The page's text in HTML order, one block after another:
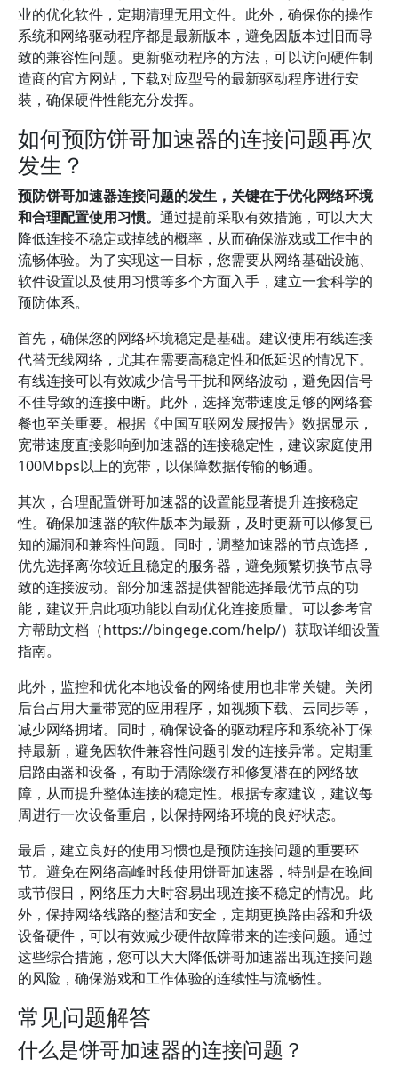
业的优化软件，定期清理无用文件。此外，确保你的操作
系统和网络驱动程序都是最新版本，避免因版本过旧而导
致的兼容性问题。更新驱动程序的方法，可以访问硬件制
造商的官方网站，下载对应型号的最新驱动程序进行安
装，确保硬件性能充分发挥。
如何预防饼哥加速器的连接问题再次
发生？
预防饼哥加速器连接问题的发生，关键在于优化网络环境
和合理配置使用习惯。 通过提前采取有效措施，可以大大
降低连接不稳定或掉线的概率，从而确保游戏或工作中的
流畅体验。为了实现这一目标，您需要从网络基础设施、
软件设置以及使用习惯等多个方面入手，建立一套科学的
预防体系。
首先，确保您的网络环境稳定是基础。建议使用有线连接
代替无线网络，尤其在需要高稳定性和低延迟的情况下。
有线连接可以有效减少信号干扰和网络波动，避免因信号
不佳导致的连接中断。此外，选择宽带速度足够的网络套
餐也至关重要。根据《中国互联网发展报告》数据显示，
宽带速度直接影响到加速器的连接稳定性，建议家庭使用
100Mbps以上的宽带，以保障数据传输的畅通。
其次，合理配置饼哥加速器的设置能显著提升连接稳定
性。确保加速器的软件版本为最新，及时更新可以修复已
知的漏洞和兼容性问题。同时，调整加速器的节点选择，
优先选择离你较近且稳定的服务器，避免频繁切换节点导
致的连接波动。部分加速器提供智能选择最优节点的功
能，建议开启此项功能以自动优化连接质量。可以参考官
方帮助文档（https://bingege.com/help/）获取详细设置
指南。
此外，监控和优化本地设备的网络使用也非常关键。关闭
后台占用大量带宽的应用程序，如视频下载、云同步等，
减少网络拥堵。同时，确保设备的驱动程序和系统补丁保
持最新，避免因软件兼容性问题引发的连接异常。定期重
启路由器和设备，有助于清除缓存和修复潜在的网络故
障，从而提升整体连接的稳定性。根据专家建议，建议每
周进行一次设备重启，以保持网络环境的良好状态。
最后，建立良好的使用习惯也是预防连接问题的重要环
节。避免在网络高峰时段使用饼哥加速器，特别是在晚间
或节假日，网络压力大时容易出现连接不稳定的情况。此
外，保持网络线路的整洁和安全，定期更换路由器和升级
设备硬件，可以有效减少硬件故障带来的连接问题。通过
这些综合措施，您可以大大降低饼哥加速器出现连接问题
的风险，确保游戏和工作体验的连续性与流畅性。
常见问题解答
什么是饼哥加速器的连接问题？